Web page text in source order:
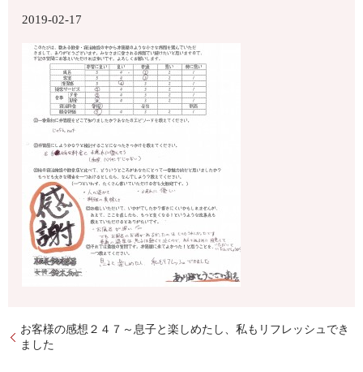
2019-02-17
お客様の感想２４７～息子と楽しめたし、私もリフレッシュでき
ました